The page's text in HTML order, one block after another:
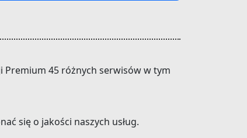
45 różnych serwisów w tym
się o jakości naszych usług.